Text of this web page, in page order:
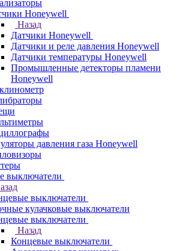
Honeywell
Назад
Датчики Honeywell
Датчики и реле давления Honeywell
Датчики температуры Honeywell
Промышленные детекторы пламени
Honeywell
давления газа Honeywell
выключатели
выключатели
кулачковые выключатели
выключатели
Назад
Концевые выключатели